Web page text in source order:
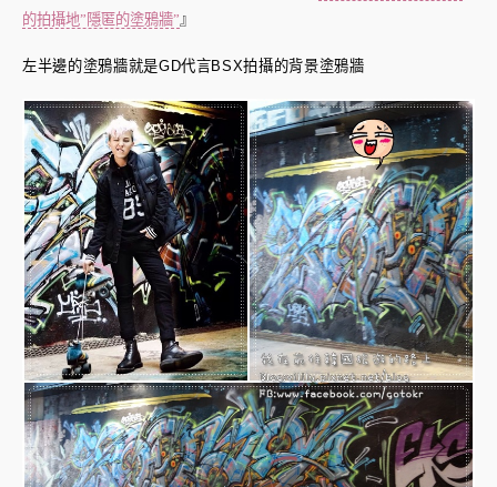
的拍攝地”隱匿的塗鴉牆”』
左半邊的塗鴉牆就是GD代言BSX拍攝的背景塗鴉牆